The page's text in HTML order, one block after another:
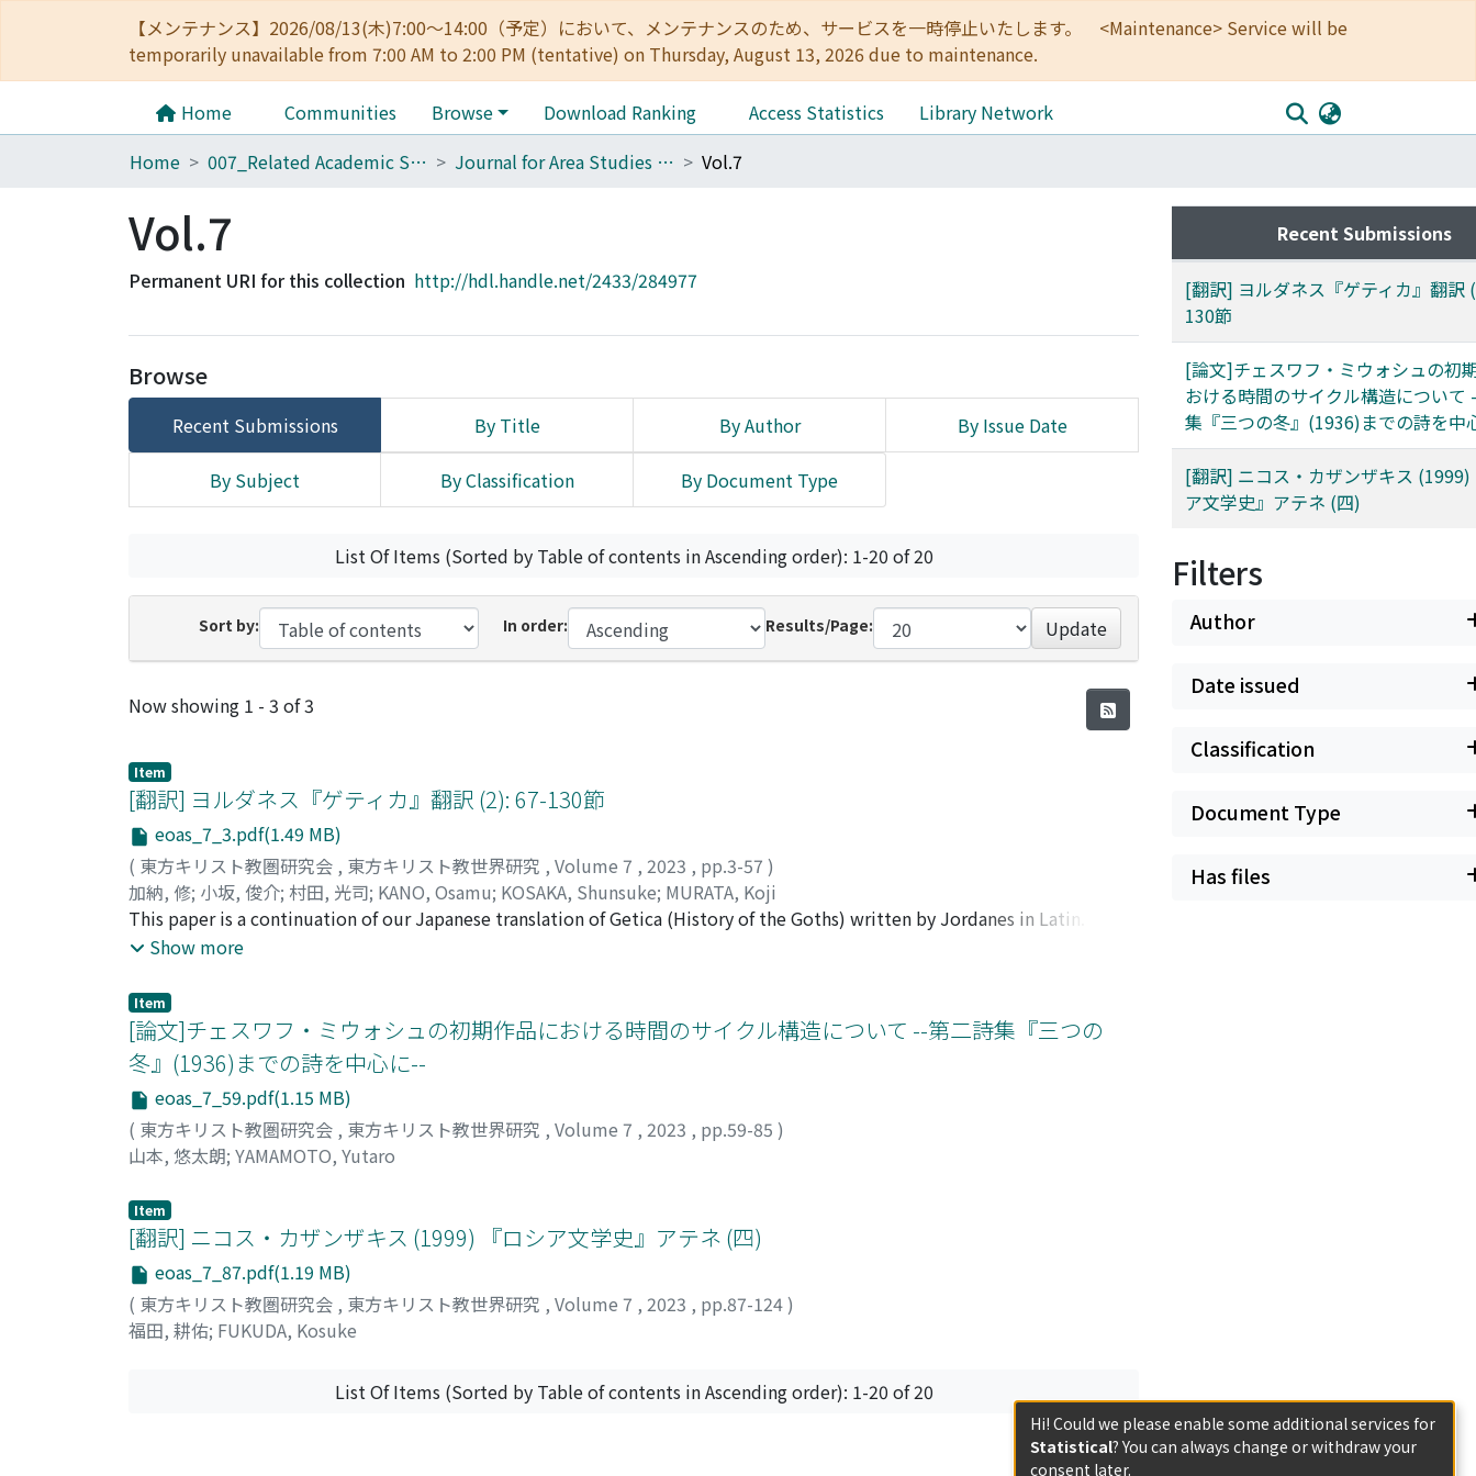
【メンテナンス】2026/08/13(木)7:00～14:00（予定）において、メンテナンスのため、サービスを一時停止いたします。 <Maintenance> Service will be
temporarily unavailable from 7:00 AM to 2:00 PM (tentative) on Thursday, August 13, 2026 due to maintenance.
Home Communities Browse Download Ranking Access Statistics
Library Network
Home
007_Related Academic Societies Journal for Area Studies on Eastern Christianity Vol.7
Vol.7
Permanent URI for this collection http://hdl.handle.net/2433/284977
Browse
Recent Submissions By Title By Author By Issue Date
By Subject By Classification By Document Type
List Of Items (Sorted by Table of contents in Ascending order): 1-20 of 20
Sort by: In order: Results/Page: Update
Recent Submissions
Now showing 1 - 3 of 3
Item
[翻訳] ヨルダネス『ゲティカ』翻訳 (2): 67-130節
eoas_7_3.pdf(1.49 MB)
( 東方キリスト教圏研究会 , 東方キリスト教世界研究 , Volume 7 , 2023 , pp.3-57 )
加納, 修; 小坂, 俊介; 村田, 光司; KANO, Osamu; KOSAKA, Shunsuke; MURATA, Koji
This paper is a continuation of our Japanese translation of Getica (History of the Goths) written by Jordanes in Latin. Here
we publish the chapters 67 to 130, the section in which the author narrates especially the relationship of the Goths with
of Dexippus's work for the study on the Crisis of the third century and the use of historiographical sources by Jordanes.
Show more
Item
[論文]チェスワフ・ミウォシュの初期作品における時間のサイクル構造について --第二詩集『三つの
冬』(1936)までの詩を中心に--
eoas_7_59.pdf(1.15 MB)
( 東方キリスト教圏研究会 , 東方キリスト教世界研究 , Volume 7 , 2023 , pp.59-85 )
山本, 悠太朗; YAMAMOTO, Yutaro
Item
[翻訳] ニコス・カザンザキス (1999) 『ロシア文学史』アテネ (四)
eoas_7_87.pdf(1.19 MB)
( 東方キリスト教圏研究会 , 東方キリスト教世界研究 , Volume 7 , 2023 , pp.87-124)
福田, 耕佑; FUKUDA, Kosuke
List Of Items (Sorted by Table of contents in Ascending order): 1-20 of 20
Recent Submissions
[翻訳] ヨルダネス『ゲティカ』翻訳
130節
[論文]チェスワフ・ミウォシュの初
おける時間のサイクル構造について
集『三つの冬』(1936)までの詩を中
[翻訳] ニコス・カザンザキス (1999)
ア文学史』アテネ (四)
Filters
Author
Date issued
Classification
Document Type
Has files
Hi! Could we please enable some additional services for
Statistical? You can always change or withdraw your
consent later.